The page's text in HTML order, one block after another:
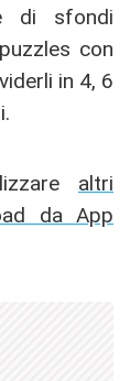
di sfondi
con
in 4, 6
altri
da App